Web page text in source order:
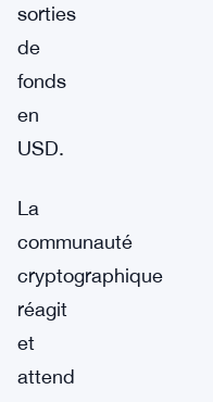
sorties
de
fonds
en
USD.
La
communauté
cryptographique
réagit
et
attend